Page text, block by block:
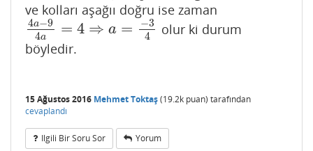
ve kolları aşağıı doğru ise zaman
4a−9
4a = 4 ⇒ a = −3
4
4a−94 a= 4⇒a= −3 4
olur ki durum
böyledir.
15 Ağustos 2016 Mehmet Toktaş(19.2k puan) tarafından
cevaplandı
Ilgili Bir Soru Sor Yorum